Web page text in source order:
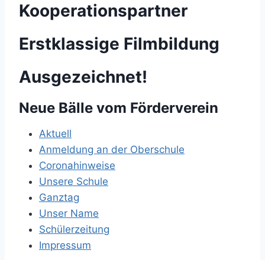
Kooperationspartner
Erstklassige Filmbildung
Ausgezeichnet!
Neue Bälle vom Förderverein
Aktuell
Anmeldung an der Oberschule
Coronahinweise
Unsere Schule
Ganztag
Unser Name
Schülerzeitung
Impressum